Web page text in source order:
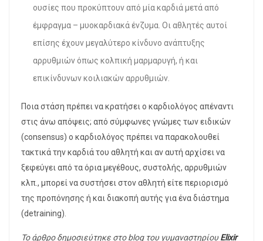
ουσίες που προκύπτουν από μία καρδιά μετά από
έμφραγμα – μυοκαρδιακά ένζυμα. Οι αθλητές αυτοί
επίσης έχουν μεγαλύτερο κίνδυνο ανάπτυξης
αρρυθμιών όπως κολπική μαρμαρυγή, ή και
επικίνδυνωνκοιλιακών αρρυθμιών
Ποια στάση πρέπει να κρατήσει ο καρδιολόγος απέναντι
στις άνω απόψεις; από σύμφωνες γνώμες των ειδικών
(consensus) ο καρδιολόγος πρέπει να παρακολουθεί
τακτικά την καρδιά του αθλητή και αν αυτή αρχίσει να
ξεφεύγει από τα όρια μεγέθους, συστολής, αρρυθμιών
κλπ., μπορεί να συστήσει στον αθλητή είτε περιορισμό
της προπόνησης ή και διακοπή αυτής για ένα διάστημα
(detraining).
Το άρθρο δημοσιεύτηκε στο blog του γυμαναστηρίουElixir